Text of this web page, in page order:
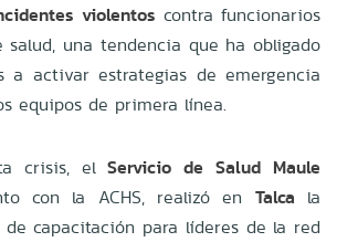
violentos contra funcionarios
una tendencia que ha obligado
a activar estrategias de emergencia
equipos de primera línea.
crisis, elServicio de Salud Maule
con la ACHS, realizó en Talca la
de capacitación para líderes de la red